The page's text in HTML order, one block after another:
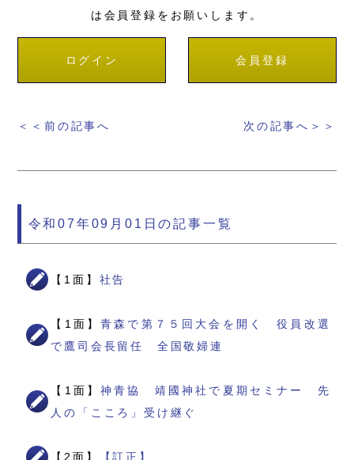
は会員登録をお願いします。
ログイン 会員登録
＜＜前の記事へ 次の記事へ＞＞
令和07年09月01日の記事一覧
【1面】 社告
【1面】青森で第７５回大会を開く 役員改選
で鷹司会長留任 全国敬婦連
【1面】神青協 靖國神社で夏期セミナー 先
人の「こころ」受け継ぐ
【2面】 【訂正】